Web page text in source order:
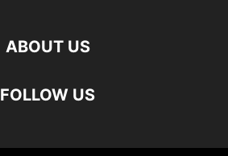
ABOUT US
FOLLOW US